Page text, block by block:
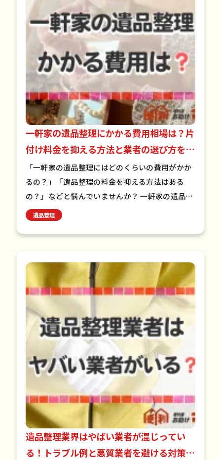
一軒家の遺品整理にかかる費用相場は？片
付け料金を抑える方法と業者の選び方を紹
介
「一軒家の遺品整理にはどのくらいの費用がかか
るの？」「遺品整理の料金を抑える方法はある
の？」などと悩んでいませんか？ 一軒家の遺品整
理費用は、間取りや状況によって大きく変動しま
遺品整理
遺品整理業界はやばい業者が混じってい
る！トラブル例と悪質業者を避ける対策を